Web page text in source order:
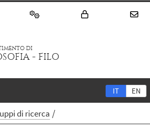
DI
- FILO
IT EN
di ricerca